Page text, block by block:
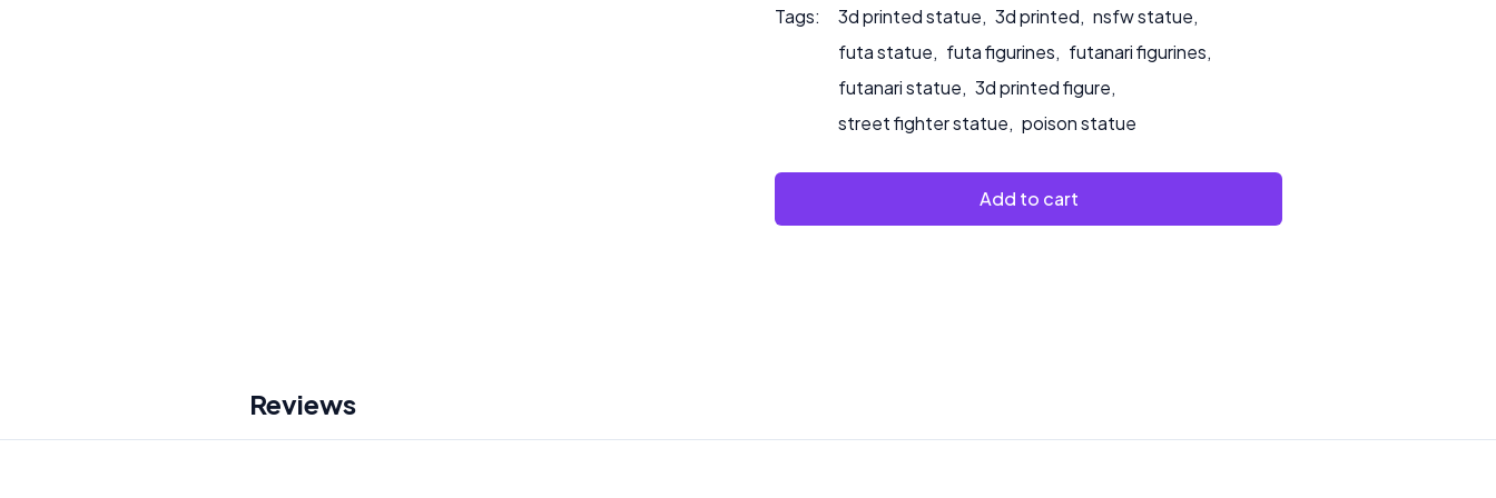
Tags: 3d printed statue, 3d printed, nsfw statue,
futa statue, futa figurines, futanari figurines,
futanari statue, 3d printed figure,
street fighter statue, poison statue
Add to cart
Reviews